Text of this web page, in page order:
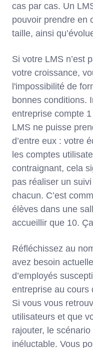
cas par cas. Un
pouvoir prendre en
taille, ainsi
Si votre LMS n’est
votre croissance,
l'impossibilité de
bonnes conditions.
entreprise compte
LMS ne puisse
d’entre eux : votre
les comptes
contraignant, cela
pas réaliser un
chacun. C’est
élèves dans une
accueillir que 10.
Réfléchissez au
avez besoin
d’employés
entreprise au cours
Si vous vous
utilisateurs et que
rajouter, le
inéluctable. Vous